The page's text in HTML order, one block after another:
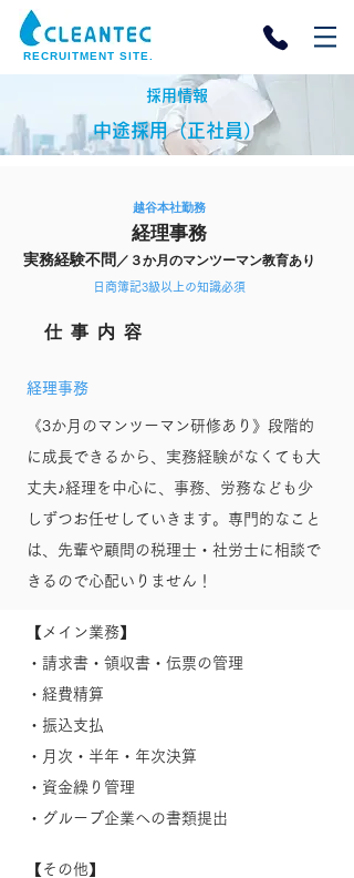
RECRUITMENT SITE.
​採用情報
中途採用（​正社員）
越谷本社勤務
経理事務
​実務経験不問 ／３か月のマンツーマン教育あり
日商簿記3級以上の知識必須
​仕事内容
経理事務
《3か月のマンツーマン研修あり》段階的
に成長できるから、実務経験がなくても大
丈夫♪経理を中心に、事務、労務なども少
しずつお任せしていきます。専門的なこと
は、先輩や顧問の税理士・社労士に相談で
きるので心配いりません！
【メイン業務】
・請求書・領収書・伝票の管理
・経費精算
・振込支払
・月次・半年・年次決算
・資金繰り管理
・グループ企業への書類提出
【その他】